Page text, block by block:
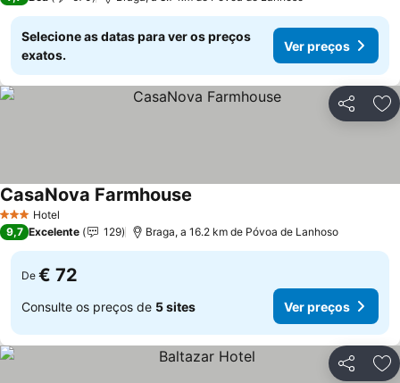
Selecione as datas para ver os preços
exatos.
Ver preços
Partilhar
3 EstrelasHotel
CasaNova Farmhouse
9,7 Excelente 129 Braga, a 16.2 km de Póvoa de Lanhoso
De € 72
Consulte os preços de 5 sites Ver preços
Partilhar